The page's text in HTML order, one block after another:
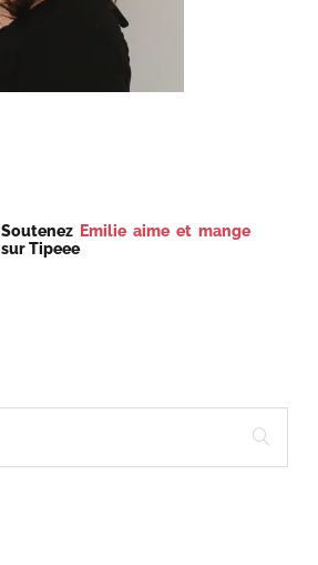
Soutenez Emilie aime et mange
sur Tipeee